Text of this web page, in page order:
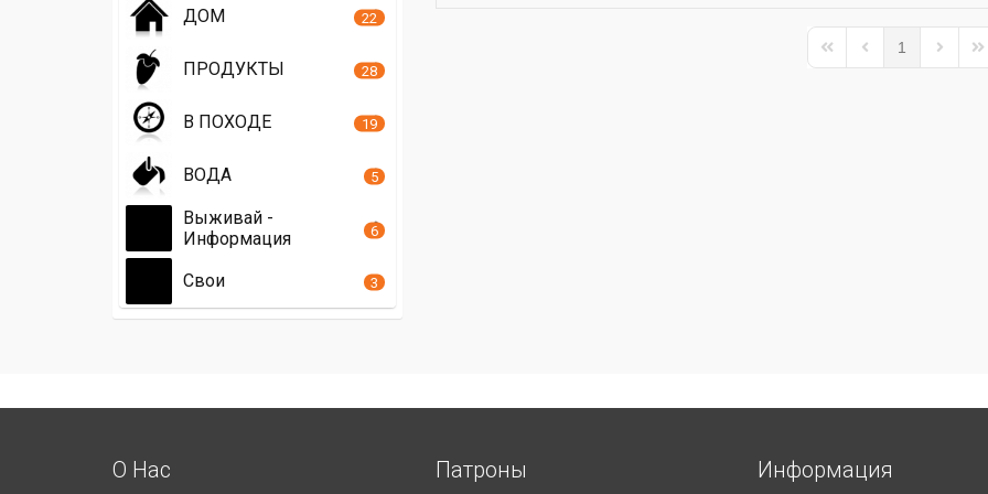
First PagePrevious Page
1
Next
ДОМ 22
ПРОДУКТЫ 28
В ПОХОДЕ 19
ВОДА 5
Выживай -
Информация
6
Свои 3
О Нас Патроны Информация